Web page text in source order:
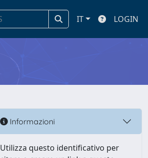
IT LOGIN
Informazioni
Utilizza questo identificativo per